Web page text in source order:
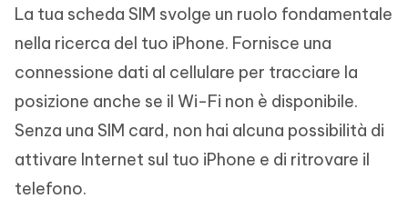
La tua scheda SIM svolge un ruolo fondamentale
nella ricerca del tuo iPhone. Fornisce una
connessione dati al cellulare per tracciare la
posizione anche se il Wi-Fi non è disponibile.
Senza una SIM card, non hai alcuna possibilità di
attivare Internet sul tuo iPhone e di ritrovare il
telefono.